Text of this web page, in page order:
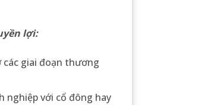
lợi:
các giai đoạn thương
nghiệp với cổ đông hay